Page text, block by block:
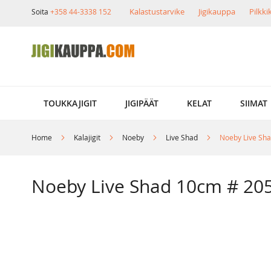
Soita +358 44-3338 152 Kalastustarvike Jigikauppa
TOUKKAJIGIT JIGIPÄÄT KELAT SIIMAT
Home Kalajigit Noeby Live Shad Noeby Live
Noeby Live Shad 10cm #